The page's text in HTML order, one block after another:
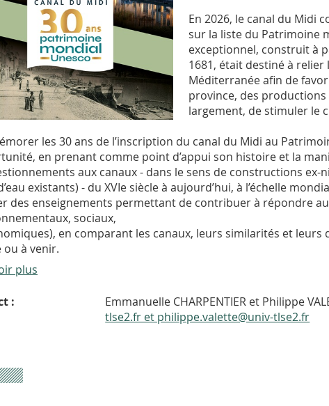
En 2026, le canal du Midi
sur la liste du Patrimoine
exceptionnel, construit à
1681, était destiné à relier
Méditerranée afin de
province, des
largement, de stimuler le
les 30 ans de l’inscription du canal du Midi au
en prenant comme point d’appui son histoire et la
aux canaux - dans le sens de constructions ex-
existants) - du XVIe siècle à aujourd’hui, à l’échelle
des enseignements permettant de contribuer à répondre
sociaux,
en comparant les canaux, leurs similarités et
ou à venir.
plus
: Emmanuelle CHARPENTIER et Philippe
tlse2.fr et philippe.valette@univ-tlse2.fr